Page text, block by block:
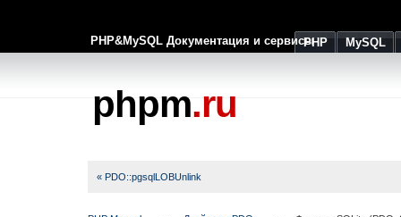
PHP&MySQL Документация и сервисыPHP MySQL
phpm.ru
« PDO::pgsqlLOBUnlink